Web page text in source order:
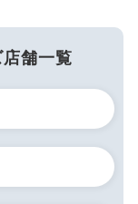
舗一覧